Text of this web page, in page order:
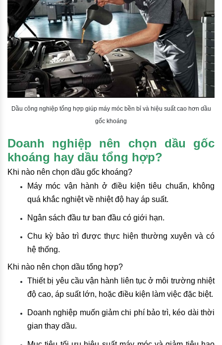
Dầu công nghiệp tổng hợp giúp máy móc bền bỉ và hiệu suất cao hơn dầu
gốc khoáng
Doanh nghiệp nên chọn dầu gốc
khoáng hay dầu tổng hợp?
Khi nào nên chọn dầu gốc khoáng?
Máy móc vận hành ở điều kiện tiêu chuẩn, không
quá khắc nghiệt về nhiệt độ hay áp suất.
Ngân sách đầu tư ban đầu có giới hạn.
Chu kỳ bảo trì được thực hiện thường xuyên và có
hệ thống.
Khi nào nên chọn dầu tổng hợp?
Thiết bị yêu cầu vận hành liên tục ở môi trường nhiệt
độ cao, áp suất lớn, hoặc điều kiện làm việc đặc biệt.
Doanh nghiệp muốn giảm chi phí bảo trì, kéo dài thời
gian thay dầu.